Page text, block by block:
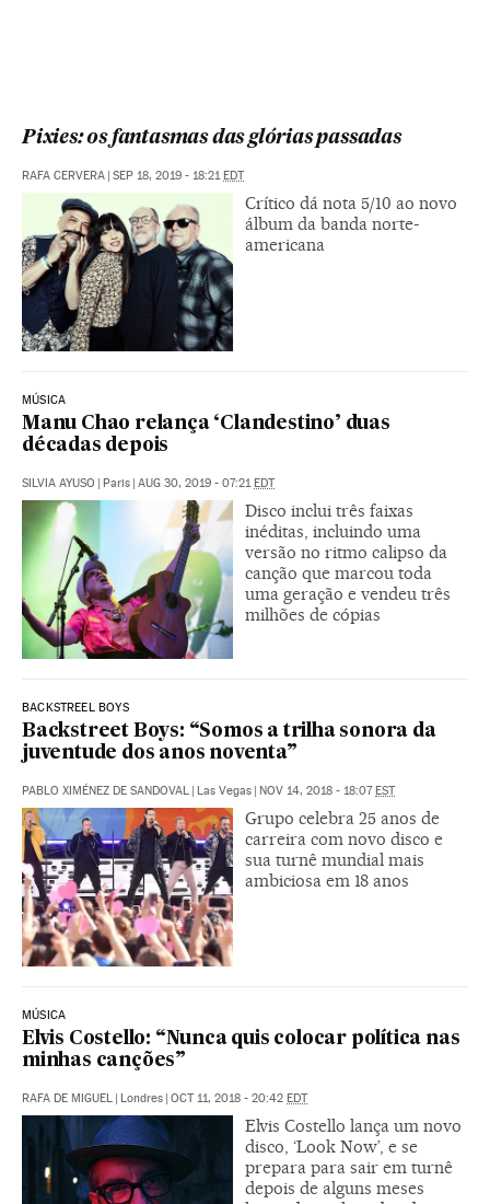
Pixies: os fantasmas das glórias passadas
RAFA CERVERA | SEP 18, 2019 - 18:21EDT
Crítico dá nota 5/10 ao novo
álbum da banda norte-
americana
MÚSICA
Manu Chao relança ‘Clandestino’ duas
décadas depois
SILVIA AYUSO | Paris | AUG 30, 2019 - 07:21EDT
Disco inclui três faixas
inéditas, incluindo uma
versão no ritmo calipso da
canção que marcou toda
uma geração e vendeu três
milhões de cópias
BACKSTREEL BOYS
Backstreet Boys: “Somos a trilha sonora da
juventude dos anos noventa”
PABLO XIMÉNEZ DE SANDOVAL | Las Vegas | NOV 14, 2018 - 18:07EST
Grupo celebra 25 anos de
carreira com novo disco e
sua turnê mundial mais
ambiciosa em 18 anos
MÚSICA
Elvis Costello: “Nunca quis colocar política nas
minhas canções”
RAFA DE MIGUEL | Londres | OCT 11, 2018 - 20:42 EDT
Elvis Costello lança um novo
disco, ‘Look Now’, e se
prepara para sair em turnê
depois de alguns meses